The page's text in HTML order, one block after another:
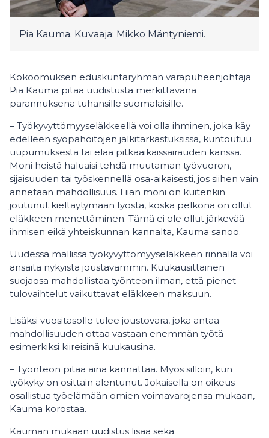
Pia Kauma. Kuvaaja: Mikko Mäntyniemi.
Kokoomuksen eduskuntaryhmän varapuheenjohtaja
Pia Kauma pitää uudistusta merkittävänä
parannuksena tuhansille suomalaisille.
– Työkyvyttömyyseläkkeellä voi olla ihminen, joka käy
edelleen syöpähoitojen jälkitarkastuksissa, kuntoutuu
uupumuksesta tai elää pitkäaikaissairauden kanssa.
Moni heistä haluaisi tehdä muutaman työvuoron,
sijaisuuden tai työskennellä osa-aikaisesti, jos siihen vain
annetaan mahdollisuus. Liian moni on kuitenkin
joutunut kieltäytymään työstä, koska pelkona on ollut
eläkkeen menettäminen. Tämä ei ole ollut järkevää
ihmisen eikä yhteiskunnan kannalta, Kauma sanoo.
Uudessa mallissa työkyvyttömyyseläkkeen rinnalla voi
ansaita nykyistä joustavammin. Kuukausittainen
suojaosa mahdollistaa työnteon ilman, että pienet
tulovaihtelut vaikuttavat eläkkeen maksuun.
Lisäksi vuositasolle tulee joustovara, joka antaa
mahdollisuuden ottaa vastaan enemmän työtä
esimerkiksi kiireisinä kuukausina.
– Työnteon pitää aina kannattaa. Myös silloin, kun
työkyky on osittain alentunut. Jokaisella on oikeus
osallistua työelämään omien voimavarojensa mukaan,
Kauma korostaa.
Kauman mukaan uudistus lisää sekä